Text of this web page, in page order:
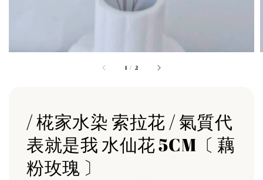
1 / 2
/ 椛家水染 索拉花 / 氣質代
表就是我 水仙花 5CM〔 藕
粉玫瑰 〕